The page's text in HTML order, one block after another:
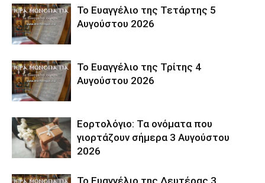
Το Ευαγγέλιο της Τετάρτης 5
Αυγούστου 2026
Το Ευαγγέλιο της Τρίτης 4
Αυγούστου 2026
Εορτολόγιο: Τα ονόματα που
γιορτάζουν σήμερα 3 Αυγούστου
2026